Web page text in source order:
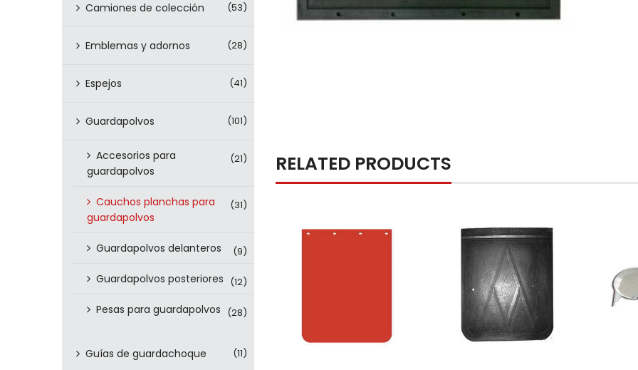
Camiones de colección (53)
Emblemas y adornos (28)
Espejos (41)
Guardapolvos (101)
Accesorios para
guardapolvos
(21)
Cauchos planchas para
guardapolvos
(31)
Guardapolvos delanteros (9)
Guardapolvos posteriores (12)
Pesas para guardapolvos (28)
Guías de guardachoque (11)
RELATED PRODUCTS